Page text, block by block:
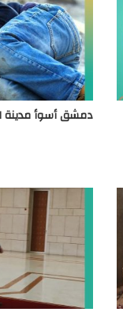
دمشق أسوأ مدينة